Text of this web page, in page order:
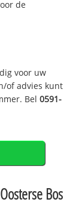
de
voor uw
of advies kunt
Bel0591-
Bos